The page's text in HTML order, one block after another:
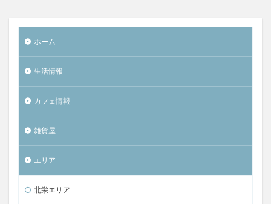
ホーム
生活情報
カフェ情報
雑貨屋
エリア
北栄エリア